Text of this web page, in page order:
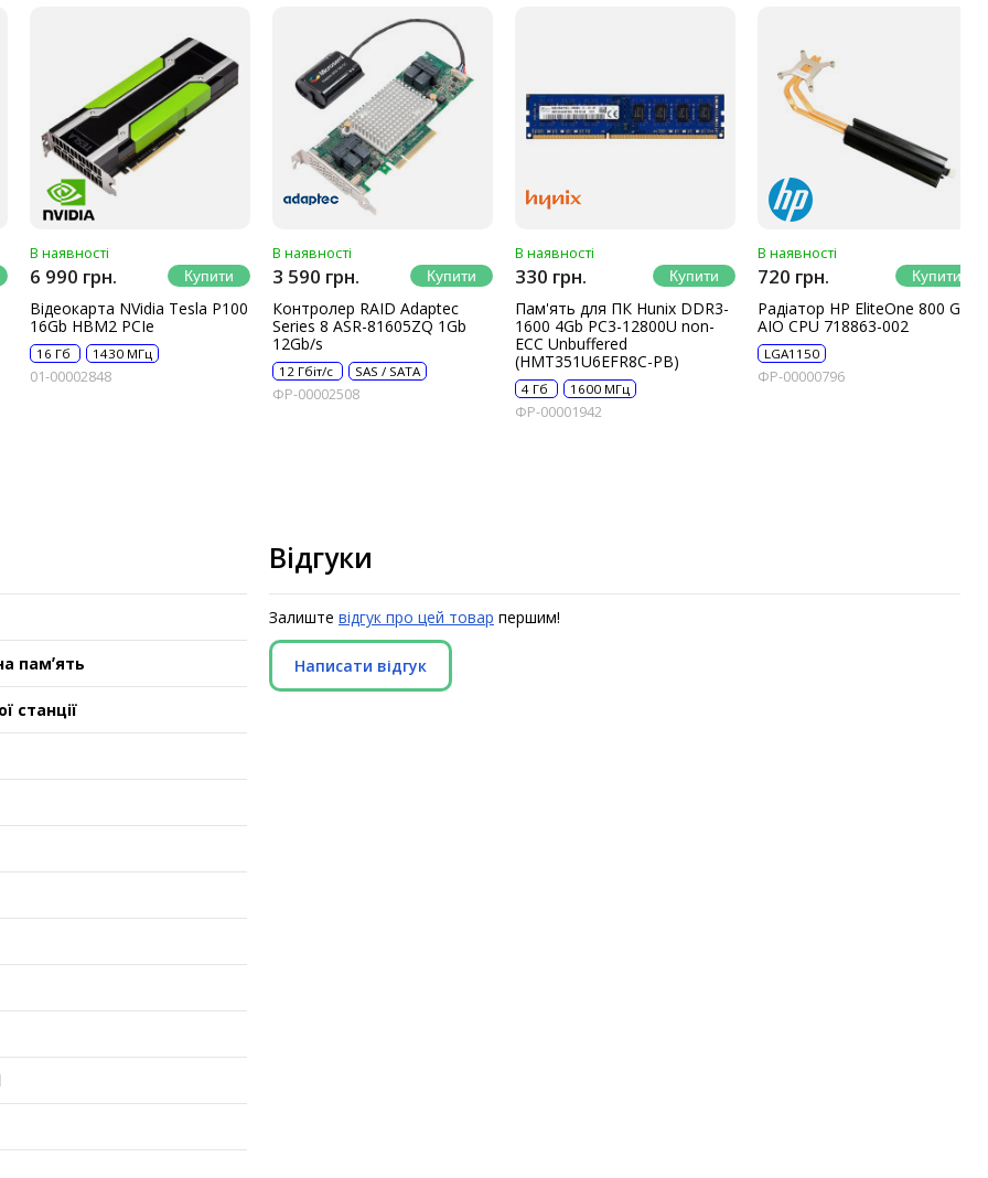
В наявності
6 990 грн.
Відеокарта NVidia Tesla P100
16Gb HBM2 PCIe
16 Гб 1430 МГц
01-00002848
В наявності
3 590 грн.
Контролер RAID Adaptec
Series 8 ASR-81605ZQ 1Gb
12Gb/s
12 Гбіт/с SAS / SATA
ФР-00002508
В наявності
330 грн.
Пам'ять для ПК Hunix DDR3-
1600 4Gb PC3-12800U non-
ECC Unbuffered
(HMT351U6EFR8C-PB)
4 Гб 1600 МГц
ФР-00001942
В наявності
720 грн.
Радіатор HP EliteOne 800 G1
AIO CPU 718863-002
LGA1150
ФР-00000796
памʼять
станції
Відгуки
Залиште відгук про цей товар першим!
Написати відгук